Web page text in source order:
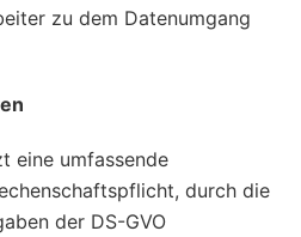
zu dem Datenumgang
eine umfassende
durch die
der DS-GVO